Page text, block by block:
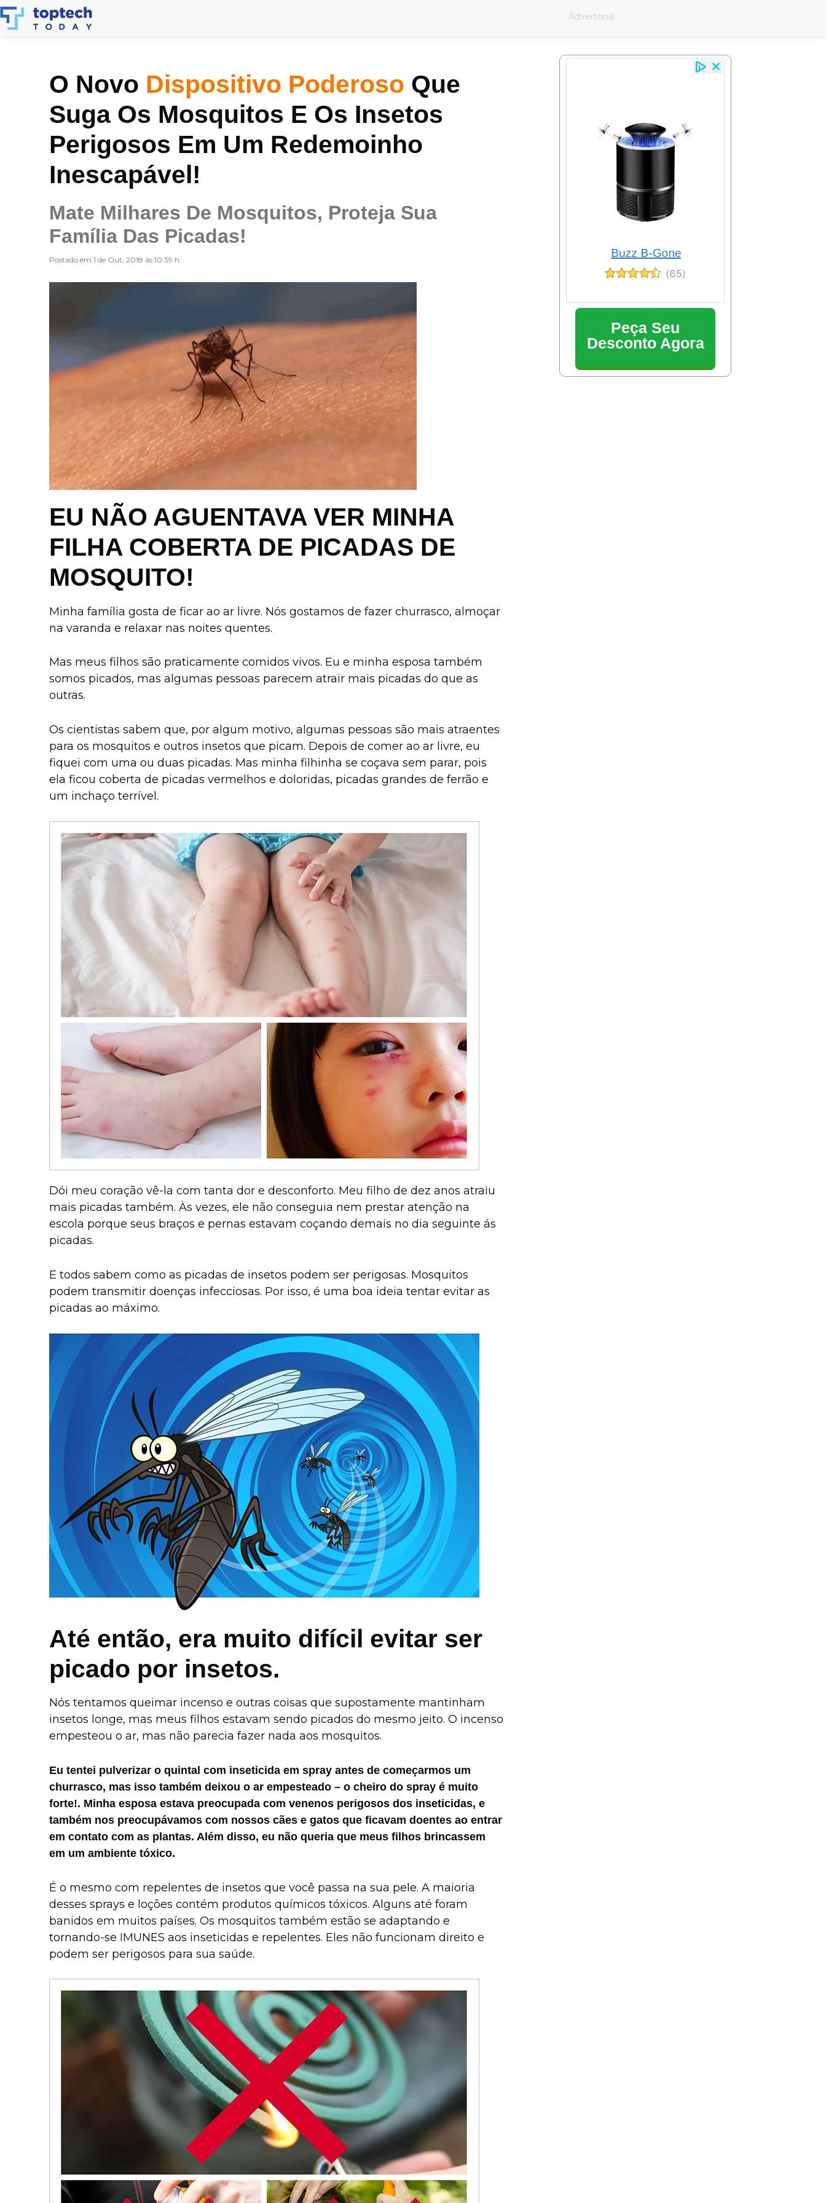
Skip
to
Advertorial
O Novo Dispositivo Poderoso Que
Suga Os Mosquitos E Os Insetos
Perigosos Em Um Redemoinho
Inescapável!
Mate Milhares De Mosquitos, Proteja Sua
Família Das Picadas!
Postado em 1 de Out, 2018 às 10:39 h
EU NÃO AGUENTAVA VER MINHA
FILHA COBERTA DE PICADAS DE
MOSQUITO!
Minha família gosta de ficar ao ar livre. Nós gostamos de fazer churrasco, almoçar
na varanda e relaxar nas noites quentes.
Mas meus filhos são praticamente comidos vivos. Eu e minha esposa também
somos picados, mas algumas pessoas parecem atrair mais picadas do que as
outras.
Os cientistas sabem que, por algum motivo, algumas pessoas são mais atraentes
para os mosquitos e outros insetos que picam. Depois de comer ao ar livre, eu
fiquei com uma ou duas picadas. Mas minha filhinha se coçava sem parar, pois
ela ficou coberta de picadas vermelhos e doloridas, picadas grandes de ferrão e
um inchaço terrível.
Dói meu coração vê-la com tanta dor e desconforto. Meu filho de dez anos atraiu
mais picadas também. Às vezes, ele não conseguia nem prestar atenção na
escola porque seus braços e pernas estavam coçando demais no dia seguinte ás
picadas.
E todos sabem como as picadas de insetos podem ser perigosas. Mosquitos
podem transmitir doenças infecciosas. Por isso, é uma boa ideia tentar evitar as
picadas ao máximo.
Até então, era muito difícil evitar ser
picado por insetos.
Nós tentamos queimar incenso e outras coisas que supostamente mantinham
insetos longe, mas meus filhos estavam sendo picados do mesmo jeito. O incenso
empesteou o ar, mas não parecia fazer nada aos mosquitos.
Eu tentei pulverizar o quintal com inseticida em spray antes de começarmos um
churrasco, mas isso também deixou o ar empesteado – o cheiro do spray é muito
forte!. Minha esposa estava preocupada com venenos perigosos dos inseticidas, e
também nos preocupávamos com nossos cães e gatos que ficavam doentes ao entrar
em contato com as plantas. Além disso, eu não queria que meus filhos brincassem
em um ambiente tóxico.
É o mesmo com repelentes de insetos que você passa na sua pele. A maioria
desses sprays e loções contém produtos químicos tóxicos. Alguns até foram
banidos em muitos países. Os mosquitos também estão se adaptando e
tornando-se IMUNES aos inseticidas e repelentes. Eles não funcionam direito e
podem ser perigosos para sua saúde.
Peça Seu
Desconto Agora